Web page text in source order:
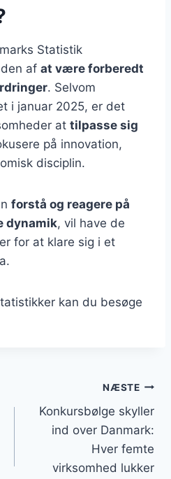
Statistik
af at være forberedt
. Selvom
i januar 2025, er det
at tilpasse sig
på innovation,
disciplin.
forstå og reagere på
dynamik, vil have de
for at klare sig i et
kan du besøge
NÆSTE
Konkursbølge skyller
ind over Danmark:
Hver femte
virksomhed lukker